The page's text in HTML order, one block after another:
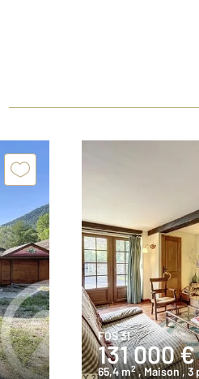
FOS 31
131 000 €
65,4 m2 , Maison , 3